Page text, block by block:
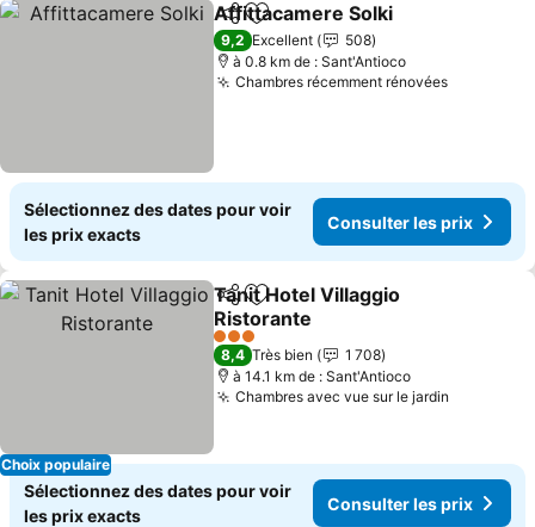
PartagerAjouter à mes favoris
Affittacamere Solki
9,2 Excellent
508
à 0.8 km de : Sant'Antioco
Chambres récemment rénovées
Sélectionnez des dates pour voir
les prix exacts
Consulter les prix
Choix populaire
PartagerAjouter à mes favoris
Tanit Hotel Villaggio
Ristorante
Consulter les prix
3 Étoiles
8,4 Très bien
1 708
à 14.1 km de : Sant'Antioco
Chambres avec vue sur le jardin
Sélectionnez des dates pour voir
les prix exacts
Consulter les prix